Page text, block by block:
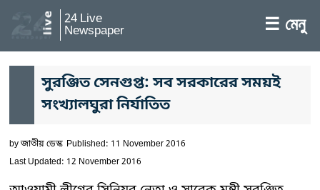
24 Live
Newspaper ☰ মেনু
সুরঞ্জিত সেনগুপ্ত: সব সরকারের সময়ই
সংখ্যালঘুরা নির্যাতিত
byজাতীয় ডেস্ক Published: 11 November 2016
Last Updated: 12 November 2016